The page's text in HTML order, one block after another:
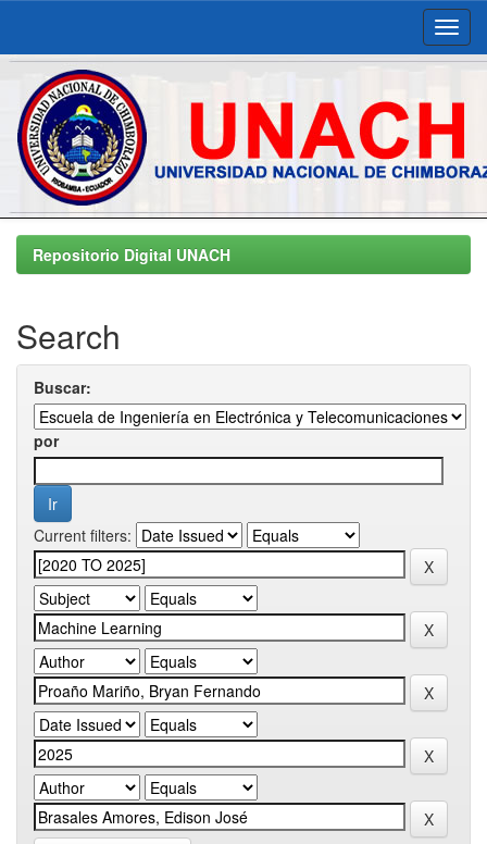
Skip
navigationRepositorio Digital UNACH
Search
Buscar:
por
Current filters: